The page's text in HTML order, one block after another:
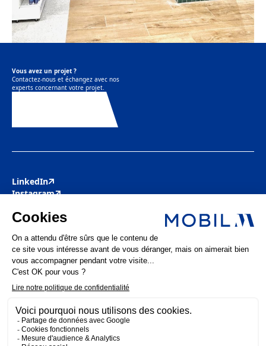
Vous avez un projet ?
Contactez-nous et échangez avec nos
experts concernant votre projet.
LinkedIn
Instagram
Facebook
Actualités